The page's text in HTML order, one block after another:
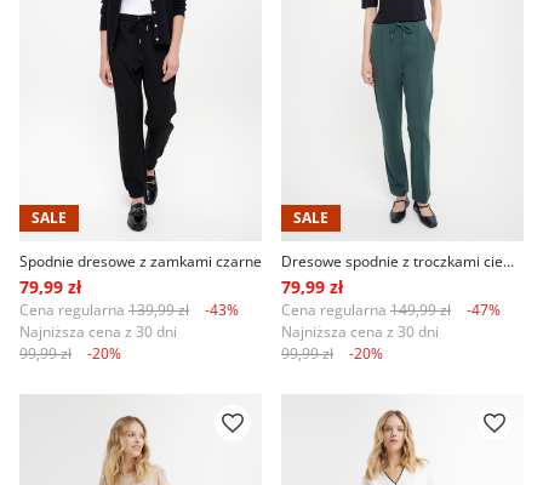
SALE
Spodnie dresowe z zamkami czarne
79,99 zł
Cena regularna 139,99 zł
-43%
Najniższa cena z 30 dni
99,99 zł
-20%
SALE
Dresowe spodnie z troczkami ciemna zieleń
79,99 zł
Cena regularna 149,99 zł
-47%
Najniższa cena z 30 dni
99,99 zł
-20%